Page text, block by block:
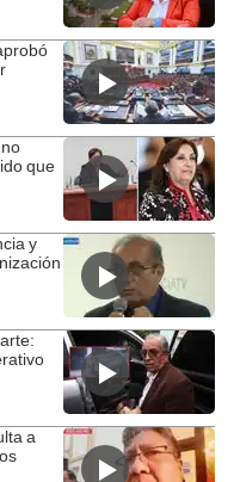
que
y
a